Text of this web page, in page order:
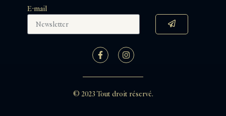
E-mail
© 2023 Tout droit réservé.